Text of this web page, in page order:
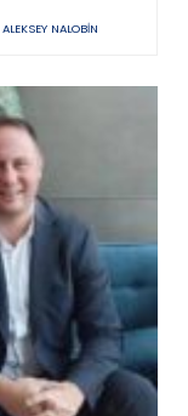
ALEKSEY NALOBIN